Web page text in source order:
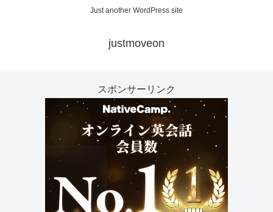
Just another WordPress site
justmoveon
スポンサーリンク